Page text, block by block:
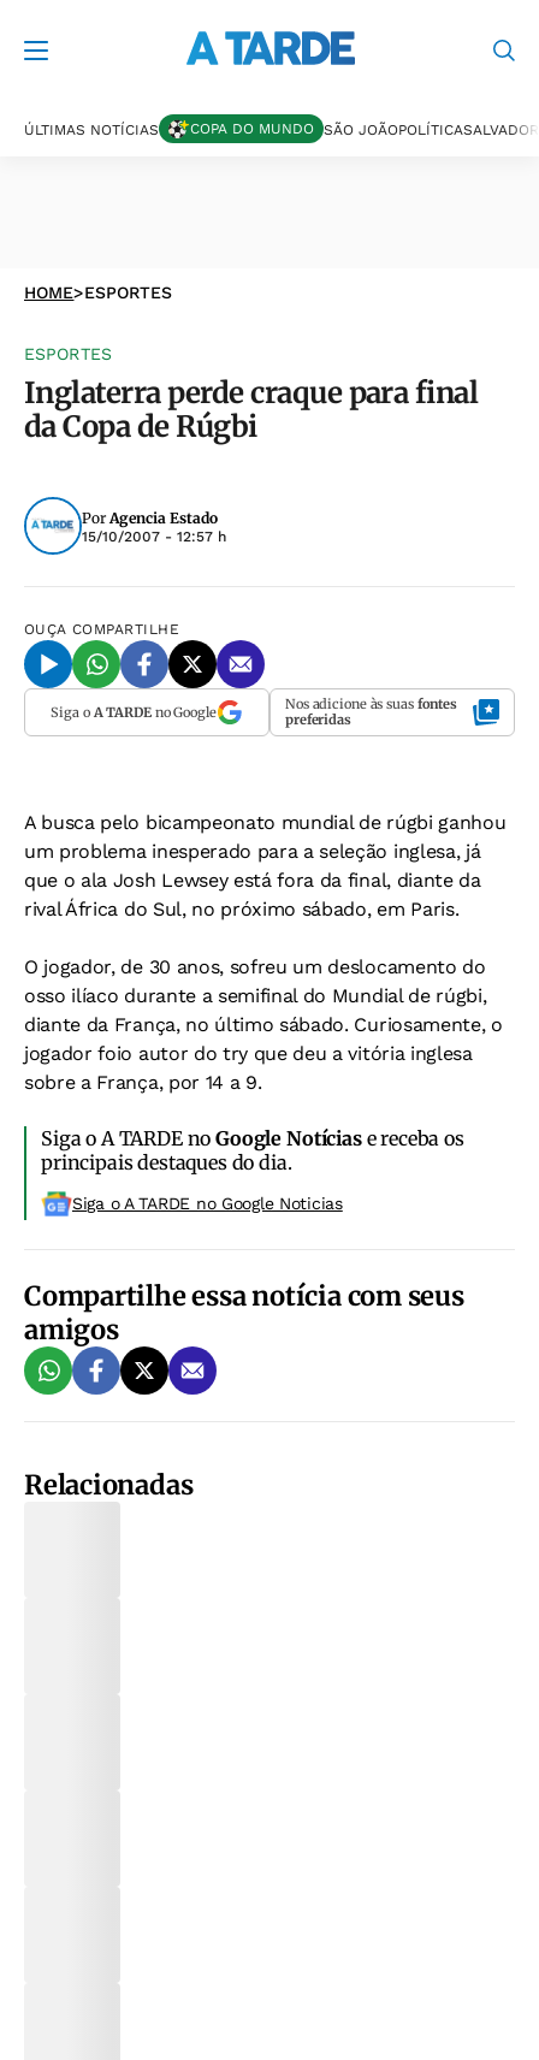
ÚLTIMAS NOTÍCIAS COPA DO MUNDO SÃO JOÃOPOLÍTICASALVADOR
HOME>ESPORTES
ESPORTES
Inglaterra perde craque para final
da Copa de Rúgbi
PorAgencia Estado
15/10/2007 - 12:57 h
OUÇA COMPARTILHE
Siga o A TARDEno Google Nos adicione às suas fontes
preferidas
A busca pelo bicampeonato mundial de rúgbi ganhou
um problema inesperado para a seleção inglesa, já
que o ala Josh Lewsey está fora da final, diante da
rival África do Sul, no próximo sábado, em Paris.
O jogador, de 30 anos, sofreu um deslocamento do
osso ilíaco durante a semifinal do Mundial de rúgbi,
diante da França, no último sábado. Curiosamente, o
jogador foio autor do try que deu a vitória inglesa
sobre a França, por 14 a 9.
Siga o A TARDE noGoogle Notíciase receba os
principais destaques do dia.
Siga o A TARDE no Google Noticias
Compartilhe essa notícia com seus
amigos
Relacionadas